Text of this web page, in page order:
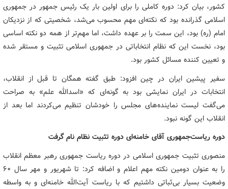
کشور، بیان کرد: دوره کاملی را برای اولین بار یک رئیس جمهور در جمهوری
اسلامی گذرانده بود که نکته‌ای مهم محسوب می‌شد، شخصیتی که از نزدیکان
امام (ره) بود، این سمت را بر عهده داشت، اما مهم‌تر از همه دو نکته اساسی
بود، نخست این که نظام انتخاباتی در جمهوری اسلامی تثبیت و مستقر شده
و تعیین کننده مسائل کشور بود.
سفیر پیشین ایران در چین افزود: طبق گفته همگان تا قبل از انقلاب،
انتخابات در ایران نمایشی بود به گونه‌ای که «اسدالله علم» به صراحت
می‌گفت لیست نماینده‌های مجلس را خودشان تنظیم می‌کردند اما بعد از
انقلاب این گونه نبود.
دوره ریاست‌جمهوری آقای خامنه‌ای دوره تثبیت نظام نام گرفت
منصوری تثبیت جمهوری اسلامی در دوره ریاست جمهوری رهبر معظم انقلاب
را به عنوان دومین نکته مهم اعلام و اضافه کرد: تا شهریور و مهر سال ۶۰
وضعیت بسیار بی‌ثباتی داشتیم که با ریاست آیت‌الله خامنه‌ای و به واسطه